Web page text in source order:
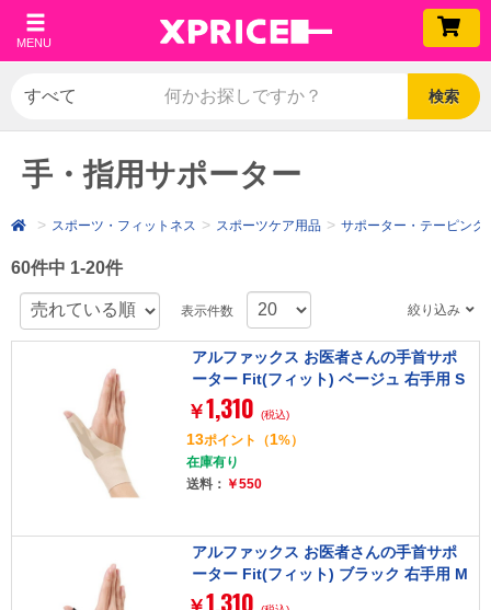
MENU
検索
手・指用サポーター
スポーツ・フィットネス スポーツケア用品 サポーター・テーピング
60件中 1-20件
表示件数 絞り込み
アルファックス お医者さんの手首サポ
ーター Fit(フィット) ベージュ 右手用 S
サイズ 434702
￥1,310 (税込)
13ポイント （1%）
在庫有り
送料： ￥550
アルファックス お医者さんの手首サポ
ーター Fit(フィット) ブラック 右手用 M
サイズ 434764
1,310